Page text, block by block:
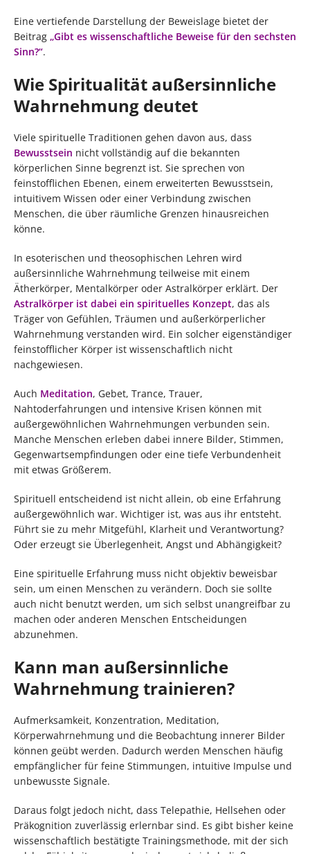
Eine vertiefende Darstellung der Beweislage bietet der
Beitrag „Gibt es wissenschaftliche Beweise für den sechsten
Sinn?“.
Wie Spiritualität außersinnliche
Wahrnehmung deutet
Viele spirituelle Traditionen gehen davon aus, dass
Bewusstsein nicht vollständig auf die bekannten
körperlichen Sinne begrenzt ist. Sie sprechen von
feinstofflichen Ebenen, einem erweiterten Bewusstsein,
intuitivem Wissen oder einer Verbindung zwischen
Menschen, die über räumliche Grenzen hinausreichen
könne.
In esoterischen und theosophischen Lehren wird
außersinnliche Wahrnehmung teilweise mit einem
Ätherkörper, Mentalkörper oder Astralkörper erklärt. Der
Astralkörper ist dabei ein spirituelles Konzept, das als
Träger von Gefühlen, Träumen und außerkörperlicher
Wahrnehmung verstanden wird. Ein solcher eigenständiger
feinstofflicher Körper ist wissenschaftlich nicht
nachgewiesen.
Auch Meditation, Gebet, Trance, Trauer,
Nahtoderfahrungen und intensive Krisen können mit
außergewöhnlichen Wahrnehmungen verbunden sein.
Manche Menschen erleben dabei innere Bilder, Stimmen,
Gegenwartsempfindungen oder eine tiefe Verbundenheit
mit etwas Größerem.
Spirituell entscheidend ist nicht allein, ob eine Erfahrung
außergewöhnlich war. Wichtiger ist, was aus ihr entsteht.
Führt sie zu mehr Mitgefühl, Klarheit und Verantwortung?
Oder erzeugt sie Überlegenheit, Angst und Abhängigkeit?
Eine spirituelle Erfahrung muss nicht objektiv beweisbar
sein, um einen Menschen zu verändern. Doch sie sollte
auch nicht benutzt werden, um sich selbst unangreifbar zu
machen oder anderen Menschen Entscheidungen
abzunehmen.
Kann man außersinnliche
Wahrnehmung trainieren?
Aufmerksamkeit, Konzentration, Meditation,
Körperwahrnehmung und die Beobachtung innerer Bilder
können geübt werden. Dadurch werden Menschen häufig
empfänglicher für feine Stimmungen, intuitive Impulse und
unbewusste Signale.
Daraus folgt jedoch nicht, dass Telepathie, Hellsehen oder
Präkognition zuverlässig erlernbar sind. Es gibt bisher keine
wissenschaftlich bestätigte Trainingsmethode, mit der sich